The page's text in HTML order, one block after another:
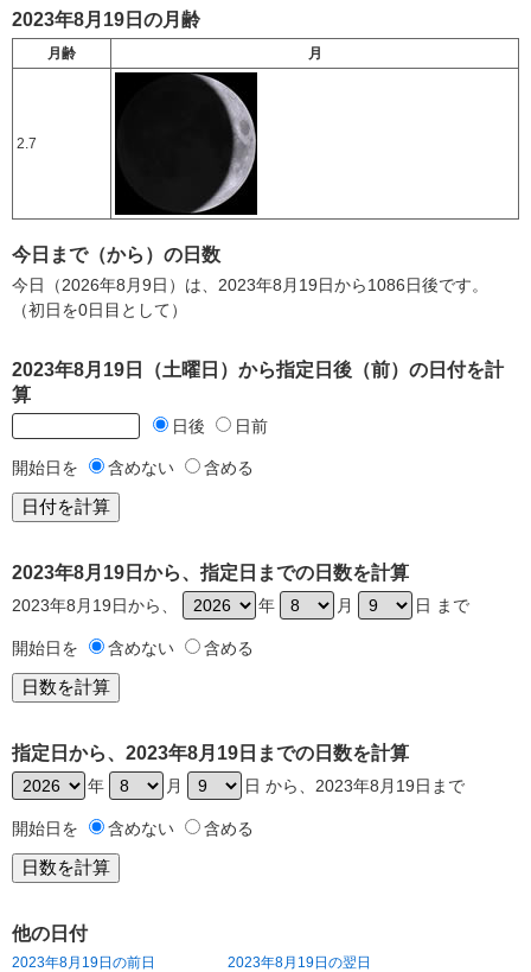
2023年8月19日の月齢
月齢 月
2.7
今日まで（から）の日数
今日（2026年8月9日）は、2023年8月19日から1086日後です。
（初日を0日目として）
2023年8月19日（土曜日）から指定日後（前）の日付を計
算
日後 日前
開始日を 含めない 含める
2023年8月19日から、指定日までの日数を計算
2023年8月19日から、 年 月 日 まで
開始日を 含めない 含める
指定日から、2023年8月19日までの日数を計算
年 月 日 から、2023年8月19日まで
開始日を 含めない 含める
他の日付
2023年8月19日の前日
2023年8月19日の翌日